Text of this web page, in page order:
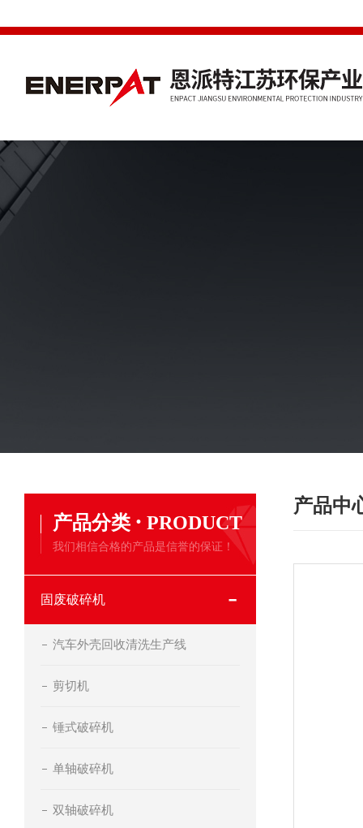
产品分类 · PRODUCT
我们相信合格的产品是信誉的保证！
固废破碎机
汽车外壳回收清洗生产线
剪切机
锤式破碎机
单轴破碎机
双轴破碎机
产品中